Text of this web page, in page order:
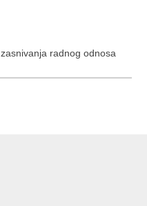
radnog odnosa